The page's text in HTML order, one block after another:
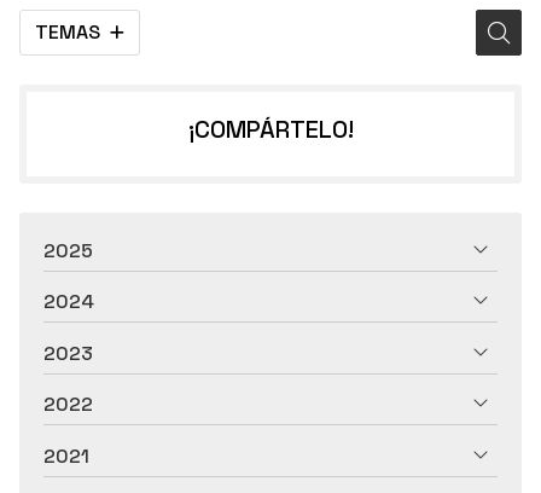
TEMAS
¡COMPÁRTELO!
2025
2024
2023
2022
2021